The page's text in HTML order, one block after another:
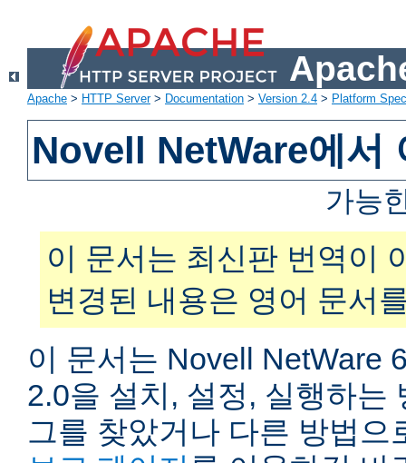
Apache > HTTP Server> Documentation > Version 2.4 > Platform
Novell NetWare에서
가능
이 문서는 최신판 번역이
변경된 내용은 영어 문서
이 문서는 Novell NetWare
2.0을 설치, 설정, 실행하는
그를 찾았거나 다른 방법